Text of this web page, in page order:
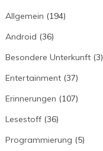
Allgemein (194)
Android (36)
Besondere Unterkunft(3)
Entertainment(37)
Erinnerungen (107)
Lesestoff(36)
Programmierung (5)